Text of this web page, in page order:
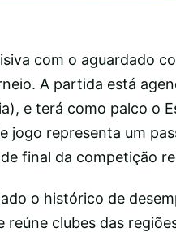
com o aguardado
A partida está
e terá como palco o
jogo representa um
final da competição
o histórico de
reúne clubes das